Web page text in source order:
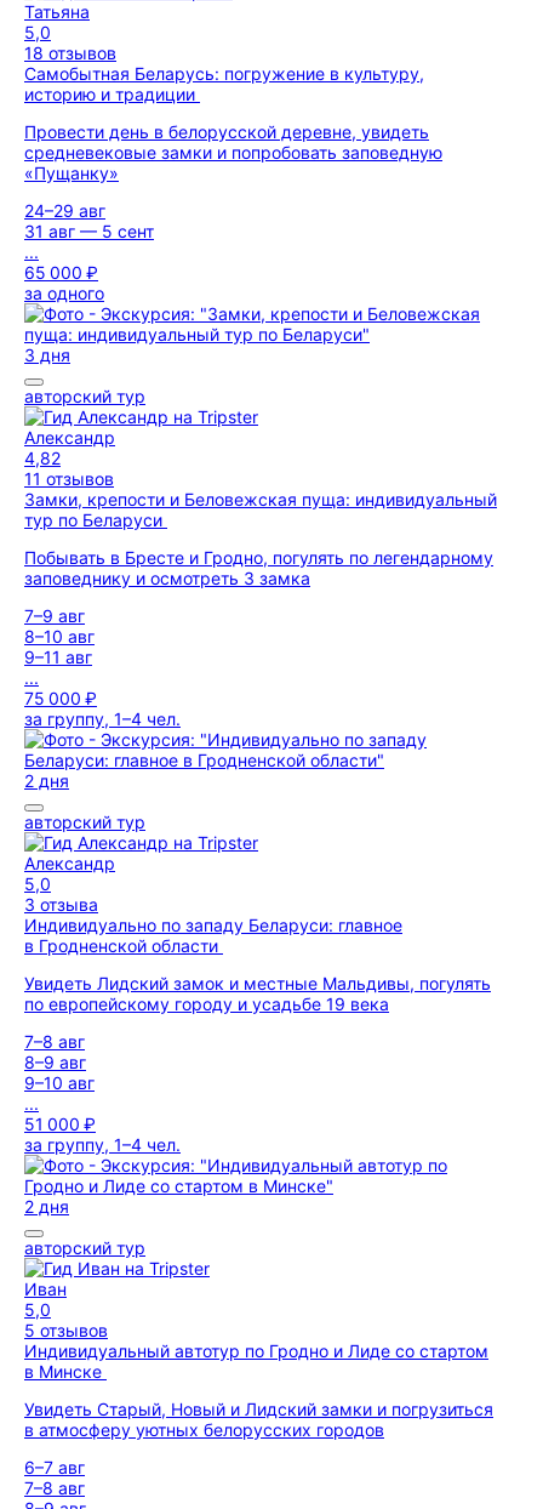
Татьяна
5,0
18 отзывов
Самобытная Беларусь: погружение в культуру,
историю и традиции
Провести день в белорусской деревне, увидеть
средневековые замки и попробовать заповедную
«Пущанку»
24–29 авг
31 авг — 5 сент
...
65 000 ₽
за одного
3 дня
авторский тур
Александр
4,82
11 отзывов
Замки, крепости и Беловежская пуща: индивидуальный
тур по Беларуси
Побывать в Бресте и Гродно, погулять по легендарному
заповеднику и осмотреть 3 замка
7–9 авг
8–10 авг
9–11 авг
...
75 000 ₽
за группу, 1–4 чел.
2 дня
авторский тур
Александр
5,0
3 отзыва
Индивидуально по западу Беларуси: главное
в Гродненской области
Увидеть Лидский замок и местные Мальдивы, погулять
по европейскому городу и усадьбе 19 века
7–8 авг
8–9 авг
9–10 авг
...
51 000 ₽
за группу, 1–4 чел.
2 дня
авторский тур
Иван
5,0
5 отзывов
Индивидуальный автотур по Гродно и Лиде со стартом
в Минске
Увидеть Старый, Новый и Лидский замки и погрузиться
в атмосферу уютных белорусских городов
6–7 авг
7–8 авг